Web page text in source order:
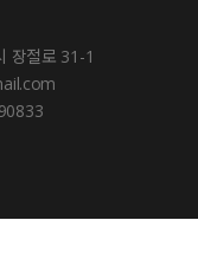
장절로 31-1